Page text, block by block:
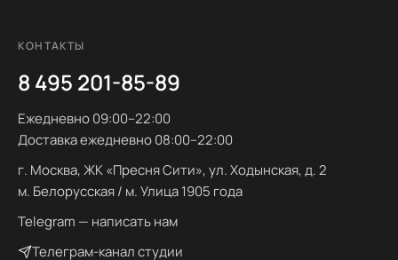
КОНТАКТЫ
8 495 201-85-89
Ежедневно 09:00–22:00
Доставка ежедневно 08:00–22:00
г. Москва, ЖК «Пресня Сити», ул. Ходынская, д. 2
м. Белорусская / м. Улица 1905 года
Telegram — написать нам
Телеграм-канал студии